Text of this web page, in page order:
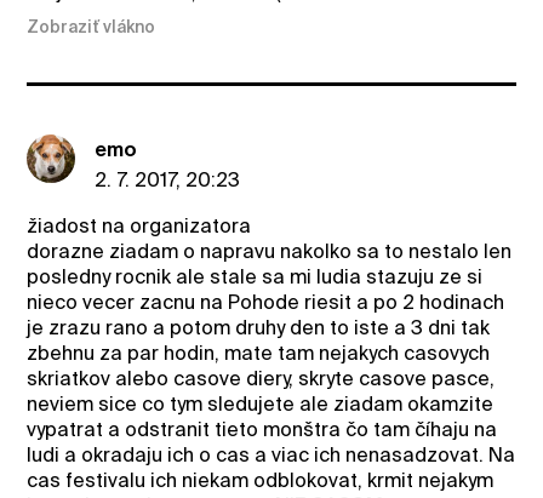
Zobraziť vlákno
emo
2. 7. 2017, 20:23
žiadost na organizatora
dorazne ziadam o napravu nakolko sa to nestalo len
posledny rocnik ale stale sa mi ludia stazuju ze si
nieco vecer zacnu na Pohode riesit a po 2 hodinach
je zrazu rano a potom druhy den to iste a 3 dni tak
zbehnu za par hodin, mate tam nejakych casovych
skriatkov alebo casove diery, skryte casove pasce,
neviem sice co tym sledujete ale ziadam okamzite
vypatrat a odstranit tieto monštra čo tam číhaju na
ludi a okradaju ich o cas a viac ich nenasadzovat. Na
cas festivalu ich niekam odblokovat, krmit nejakym